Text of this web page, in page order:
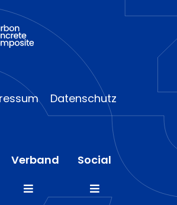
Datenschutz
Verband
Toggle
Social
Toggle